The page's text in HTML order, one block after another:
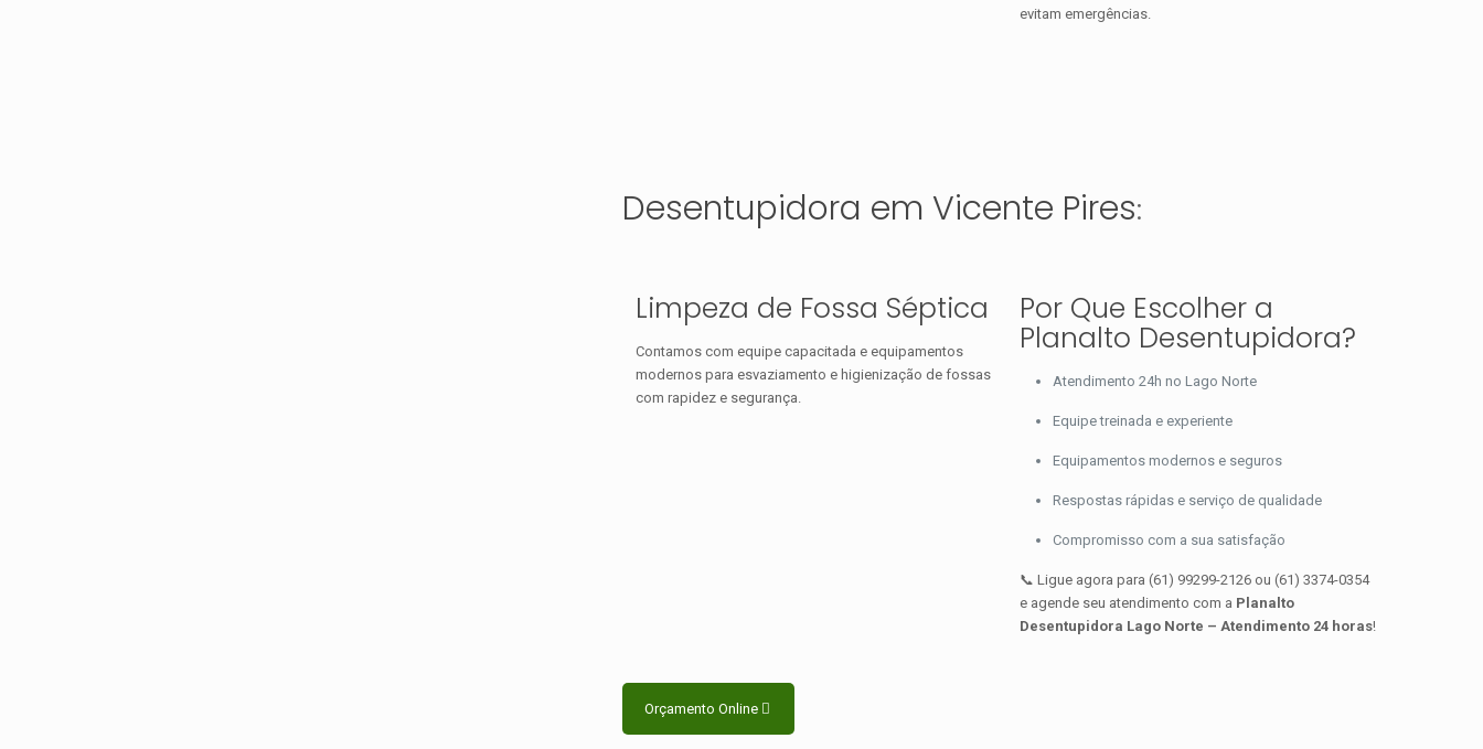
evitam emergências.
Desentupidora em Vicente Pires:
Limpeza de Fossa Séptica
Contamos com equipe capacitada e equipamentos
modernos para esvaziamento e higienização de fossas
com rapidez e segurança.
Por Que Escolher a
Planalto Desentupidora?
Atendimento 24h no Lago Norte
Equipe treinada e experiente
Equipamentos modernos e seguros
Respostas rápidas e serviço de qualidade
Compromisso com a sua satisfação
📞 Ligue agora para (61) 99299-2126 ou (61) 3374-0354
e agende seu atendimento com a Planalto
Desentupidora Lago Norte – Atendimento 24 horas!
Orçamento Online